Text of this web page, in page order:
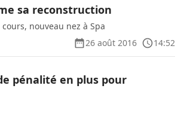
sa reconstruction
nouveau nez à Spa
26 août 2016
14:52
pénalité en plus pour